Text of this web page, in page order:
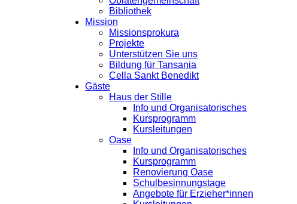
Bibliothek
Mission
Missionsprokura
Projekte
Unterstützen Sie uns
Bildung für Tansania
Cella Sankt Benedikt
Gäste
Haus der Stille
Info und Organisatorisches
Kursprogramm
Kursleitungen
Oase
Info und Organisatorisches
Kursprogramm
Renovierung Oase
Schulbesinnungstage
Angebote für Erzieher*innen